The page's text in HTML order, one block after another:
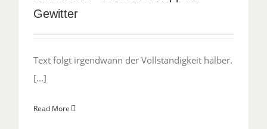
Gewitter
Text folgt irgendwann der Vollständigkeit halber.
[...]
Read More